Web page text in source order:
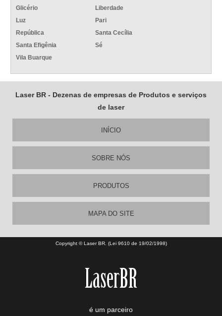
Glicério
Liberdade
Luz
Pari
República
Santa Cecília
Santa Efigênia
Sé
Vila Buarque
Laser BR - Dezenas de empresas de Produtos e serviços
de laser
INÍCIO
SOBRE NÓS
PRODUTOS
MAPA DO SITE
Copyright © Laser BR. (Lei 9610 de 19/02/1998)
é um parceiro